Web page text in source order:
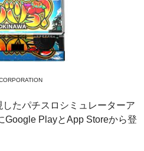
たパチスロシミュレーターア
Google PlayとApp Storeから登